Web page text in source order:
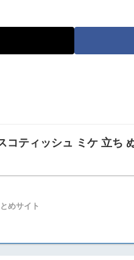
コティッシュ ミケ 立ち
めサイト